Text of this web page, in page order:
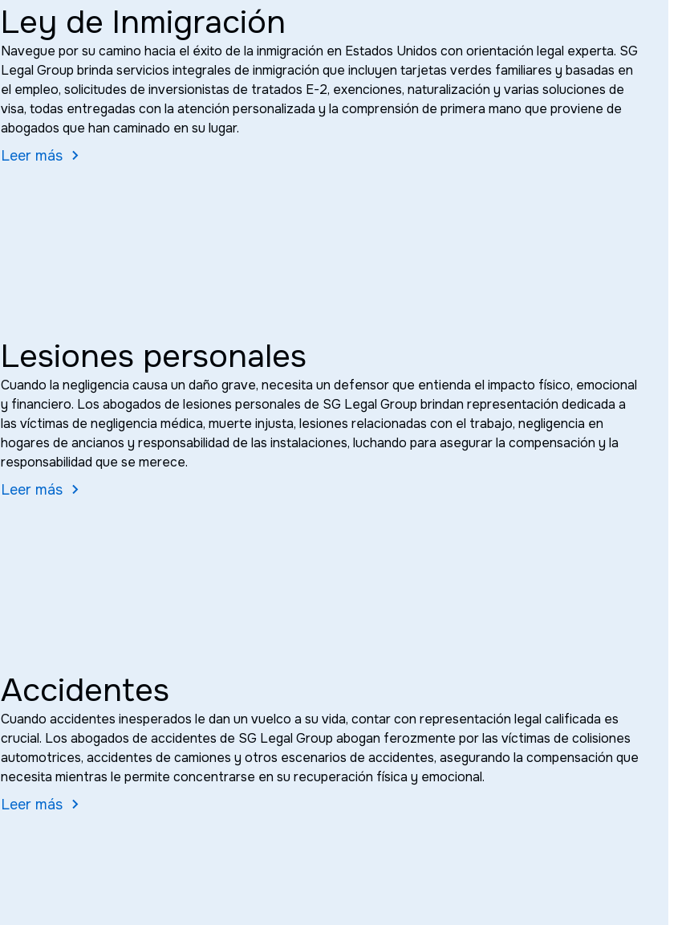
Ley de Inmigración
Navegue por su camino hacia el éxito de la inmigración en Estados Unidos con orientación legal experta. SG
Legal Group brinda servicios integrales de inmigración que incluyen tarjetas verdes familiares y basadas en
el empleo, solicitudes de inversionistas de tratados E-2, exenciones, naturalización y varias soluciones de
visa, todas entregadas con la atención personalizada y la comprensión de primera mano que proviene de
abogados que han caminado en su lugar.
Leer más
Lesiones personales
Cuando la negligencia causa un daño grave, necesita un defensor que entienda el impacto físico, emocional
y financiero. Los abogados de lesiones personales de SG Legal Group brindan representación dedicada a
las víctimas de negligencia médica, muerte injusta, lesiones relacionadas con el trabajo, negligencia en
hogares de ancianos y responsabilidad de las instalaciones, luchando para asegurar la compensación y la
responsabilidad que se merece.
Leer más
Accidentes
Cuando accidentes inesperados le dan un vuelco a su vida, contar con representación legal calificada es
crucial. Los abogados de accidentes de SG Legal Group abogan ferozmente por las víctimas de colisiones
automotrices, accidentes de camiones y otros escenarios de accidentes, asegurando la compensación que
necesita mientras le permite concentrarse en su recuperación física y emocional.
Leer más